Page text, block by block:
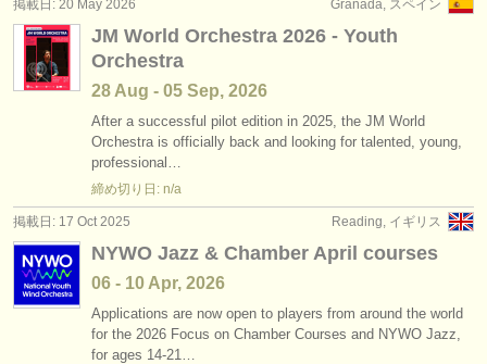
degree courses
講習会
コンクール
楽器の販売
盗まれた楽器
ディレクトリー:
オーケストラ
音楽学校
求人情報 (演奏関係の職): ホルン
求人情報 (演奏関係の職): トランペット
求人情報 (演奏関係の職): チューバ
求人情報 (教育関連の職): トランペット (2)
求人情報 (教育関連の職): チューバ (1)
講習会: ホルン
講習会: トランペット
Granada, スペイン
掲載日: 20 May 2026
JM World Orchestra 2026 - Youth
Orchestra
28 Aug - 05 Sep, 2026
After a successful pilot edition in 2025, the JM World
Orchestra is officially back and looking for talented, young,
professional…
締め切り日: n/a
Reading, イギリス
掲載日: 17 Oct 2025
NYWO Jazz & Chamber April courses
06 - 10 Apr, 2026
Applications are now open to players from around the world
for the 2026 Focus on Chamber Courses and NYWO Jazz,
for ages 14-21…